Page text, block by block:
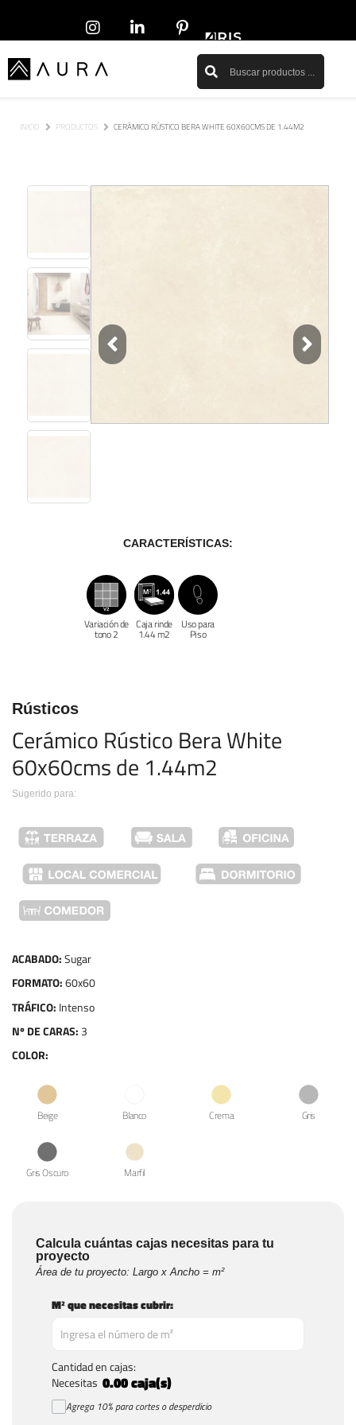
INICIO PRODUCTOS CERÁMICO RÚSTICO BERA WHITE 60X60CMS DE 1.44M2
CARACTERÍSTICAS:
Variación de
tono 2
Caja rinde
1.44 m2
Uso para
Piso
Rústicos
Cerámico Rústico Bera White
60x60cms de 1.44m2
Sugerido para:
ACABADO:Sugar
FORMATO:60x60
TRÁFICO: Intenso
Nº DE CARAS: 3
COLOR:
Beige Blanco Crema Gris
Gris Oscuro Marfil
Calcula cuántas cajas necesitas para tu
proyecto
Área de tu proyecto: Largo x Ancho = m²
M² que necesitas cubrir:
Cantidad en cajas:
Necesitas 0.00caja(s)
Agrega 10% para cortes o desperdicio